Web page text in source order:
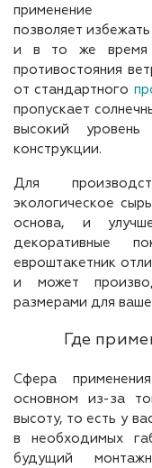
применение
позволяет
и в то же время
противостояния
от стандартного
пропускает
высокий уровень
конструкции.
Для
экологическое
основа, и
декоративные
евроштакетник
и может
размерами для
Где
Сфера
основном из-за
высоту, то есть у
в необходимых
будущий